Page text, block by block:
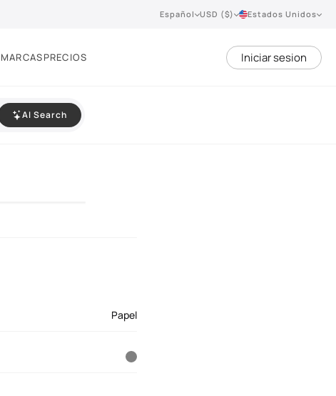
Español USD ($) Estados Unidos
MARCASPRECIOS Iniciar sesion
AI Search
Papel